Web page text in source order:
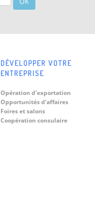
DÉVELOPPER VOTRE
ENTREPRISE
Opération d'exportation
Opportunités d'affaires
Foires et salons
Coopération consulaire